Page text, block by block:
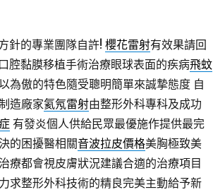
針的專業團隊自許! 櫻花雷射有效果請回
腔黏膜移植手術治療眼球表面的疾病飛蚊
為傲的特色隨受聰明簡單來誠摯態度 自
造廠家氦氖雷射由整形外科專科及成功
有發炎個人供給民眾最優施作提供最完
的困擾醫相關音波拉皮價格美胸極致美
療都會視皮膚狀況建議合適的治療項目
求整形外科技術的精良完美主動給予新